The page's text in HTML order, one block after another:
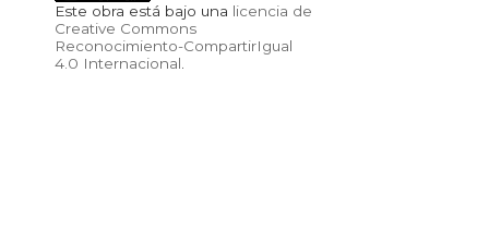
Este obra está bajo una licencia de
Creative Commons
Reconocimiento-CompartirIgual
4.0 Internacional